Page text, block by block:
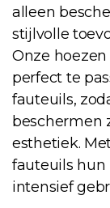
alleen
stijlvolle
Onze
perfect te
fauteuils,
beschermen
esthetiek.
fauteuils hun
intensief